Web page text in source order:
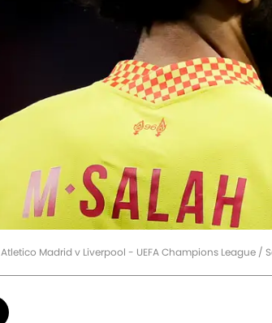
Atletico Madrid v Liverpool - UEFA Champions League /